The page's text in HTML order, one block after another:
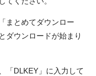
まとめてダウンロー
ダウンロードが始まり
「DLKEY」に入力して